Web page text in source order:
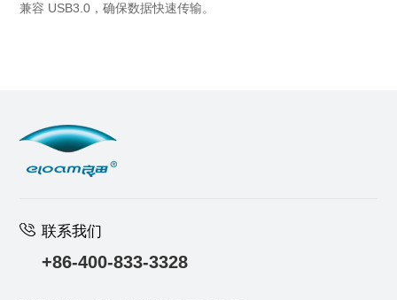
兼容 USB3.0，确保数据快速传输。
联系我们
+86-400-833-3328